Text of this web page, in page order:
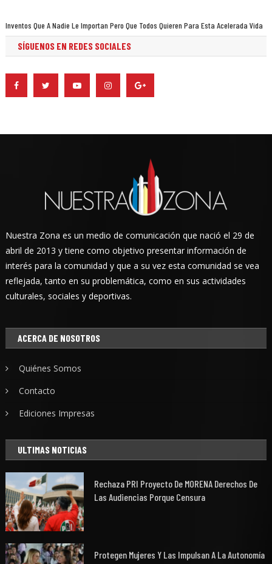
Inventos Que A Nadie Le Importan Pero Que Todos Quieren Para Esta Acelerada Vida
SÍGUENOS EN REDES SOCIALES
Nuestra Zona es un medio de comunicación que nació el 29 de
abril de 2013 y tiene como objetivo presentar información de
interés para la comunidad y que a su vez esta comunidad se vea
reflejada, tanto en su problemática, como en sus actividades
culturales, sociales y deportivas.
ACERCA DE NOSOTROS
Quiénes Somos
Contacto
Ediciones Impresas
ULTIMAS NOTICIAS
Rechaza PRI Proyecto De MORENA Derechos De
Las Audiencias Porque Censura
Protegen Mujeres Y Las Impulsan A La Autonomía